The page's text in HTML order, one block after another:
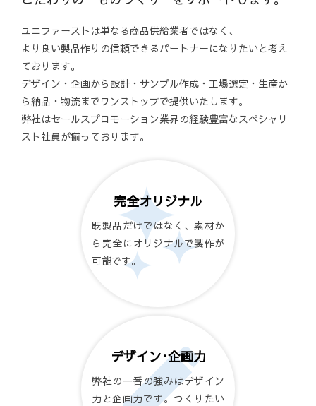
ユニファーストは単なる商品供給業者ではなく、
より良い製品作りの信頼できるパートナーになりたいと考え
ております。
デザイン・企画から設計・サンプル作成・工場選定・生産か
ら納品・物流までワンストップで提供いたします。
弊社はセールスプロモーション業界の経験豊富なスペシャリ
スト社員が揃っております。
完全オリジナル
既製品だけではなく、素材か
ら完全にオリジナルで製作が
可能です。
デザイン･企画力
弊社の一番の強みはデザイン
力と企画力です。つくりたい